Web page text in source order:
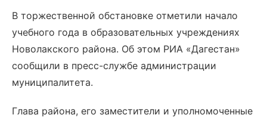
В торжественной обстановке отметили начало
учебного года в образовательных учреждениях
Новолакского района. Об этом РИА «Дагестан»
сообщили в пресс-службе администрации
муниципалитета.
Глава района, его заместители и уполномоченные